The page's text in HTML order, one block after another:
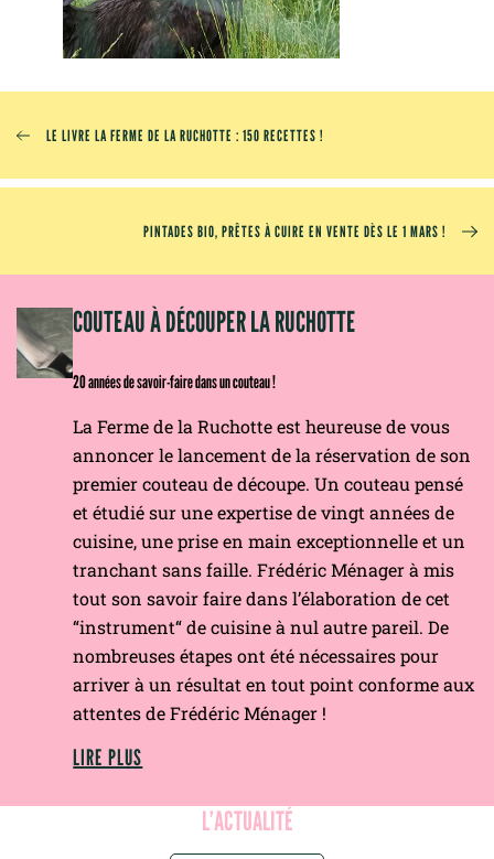
LE LIVRE LA FERME DE LA RUCHOTTE : 150 RECETTES !
PINTADES BIO, PRÊTES À CUIRE EN VENTE DÈS LE 1 MARS !
COUTEAU À DÉCOUPER LA RUCHOTTE
20 années de savoir-faire dans un couteau !
La Ferme de la Ruchotte est heureuse de vous
annoncer le lancement de la réservation de son
premier couteau de découpe. Un couteau pensé
et étudié sur une expertise de vingt années de
cuisine, une prise en main exceptionnelle et un
tranchant sans faille. Frédéric Ménager à mis
tout son savoir faire dans l’élaboration de cet
“instrument“ de cuisine à nul autre pareil. De
nombreuses étapes ont été nécessaires pour
arriver à un résultat en tout point conforme aux
attentes de Frédéric Ménager !
LIRE PLUS
L’ACTUALITÉ